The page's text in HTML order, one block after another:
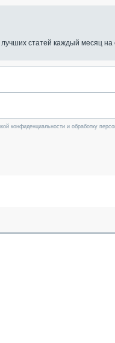
статей каждый месяц на
конфиденциальности и обработку